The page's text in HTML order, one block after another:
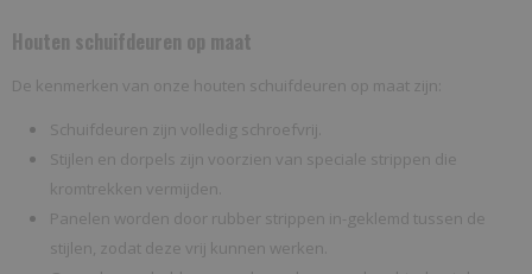
Houten schuifdeuren op maat
De kenmerken van onze houten schuifdeuren op maat zijn:
Schuifdeuren zijn volledig schroefvrij.
Stijlen en dorpels zijn voorzien van speciale strippen die
kromtrekken vermijden.
Panelen worden door rubber strippen in-geklemd tussen de
stijlen, zodat deze vrij kunnen werken.